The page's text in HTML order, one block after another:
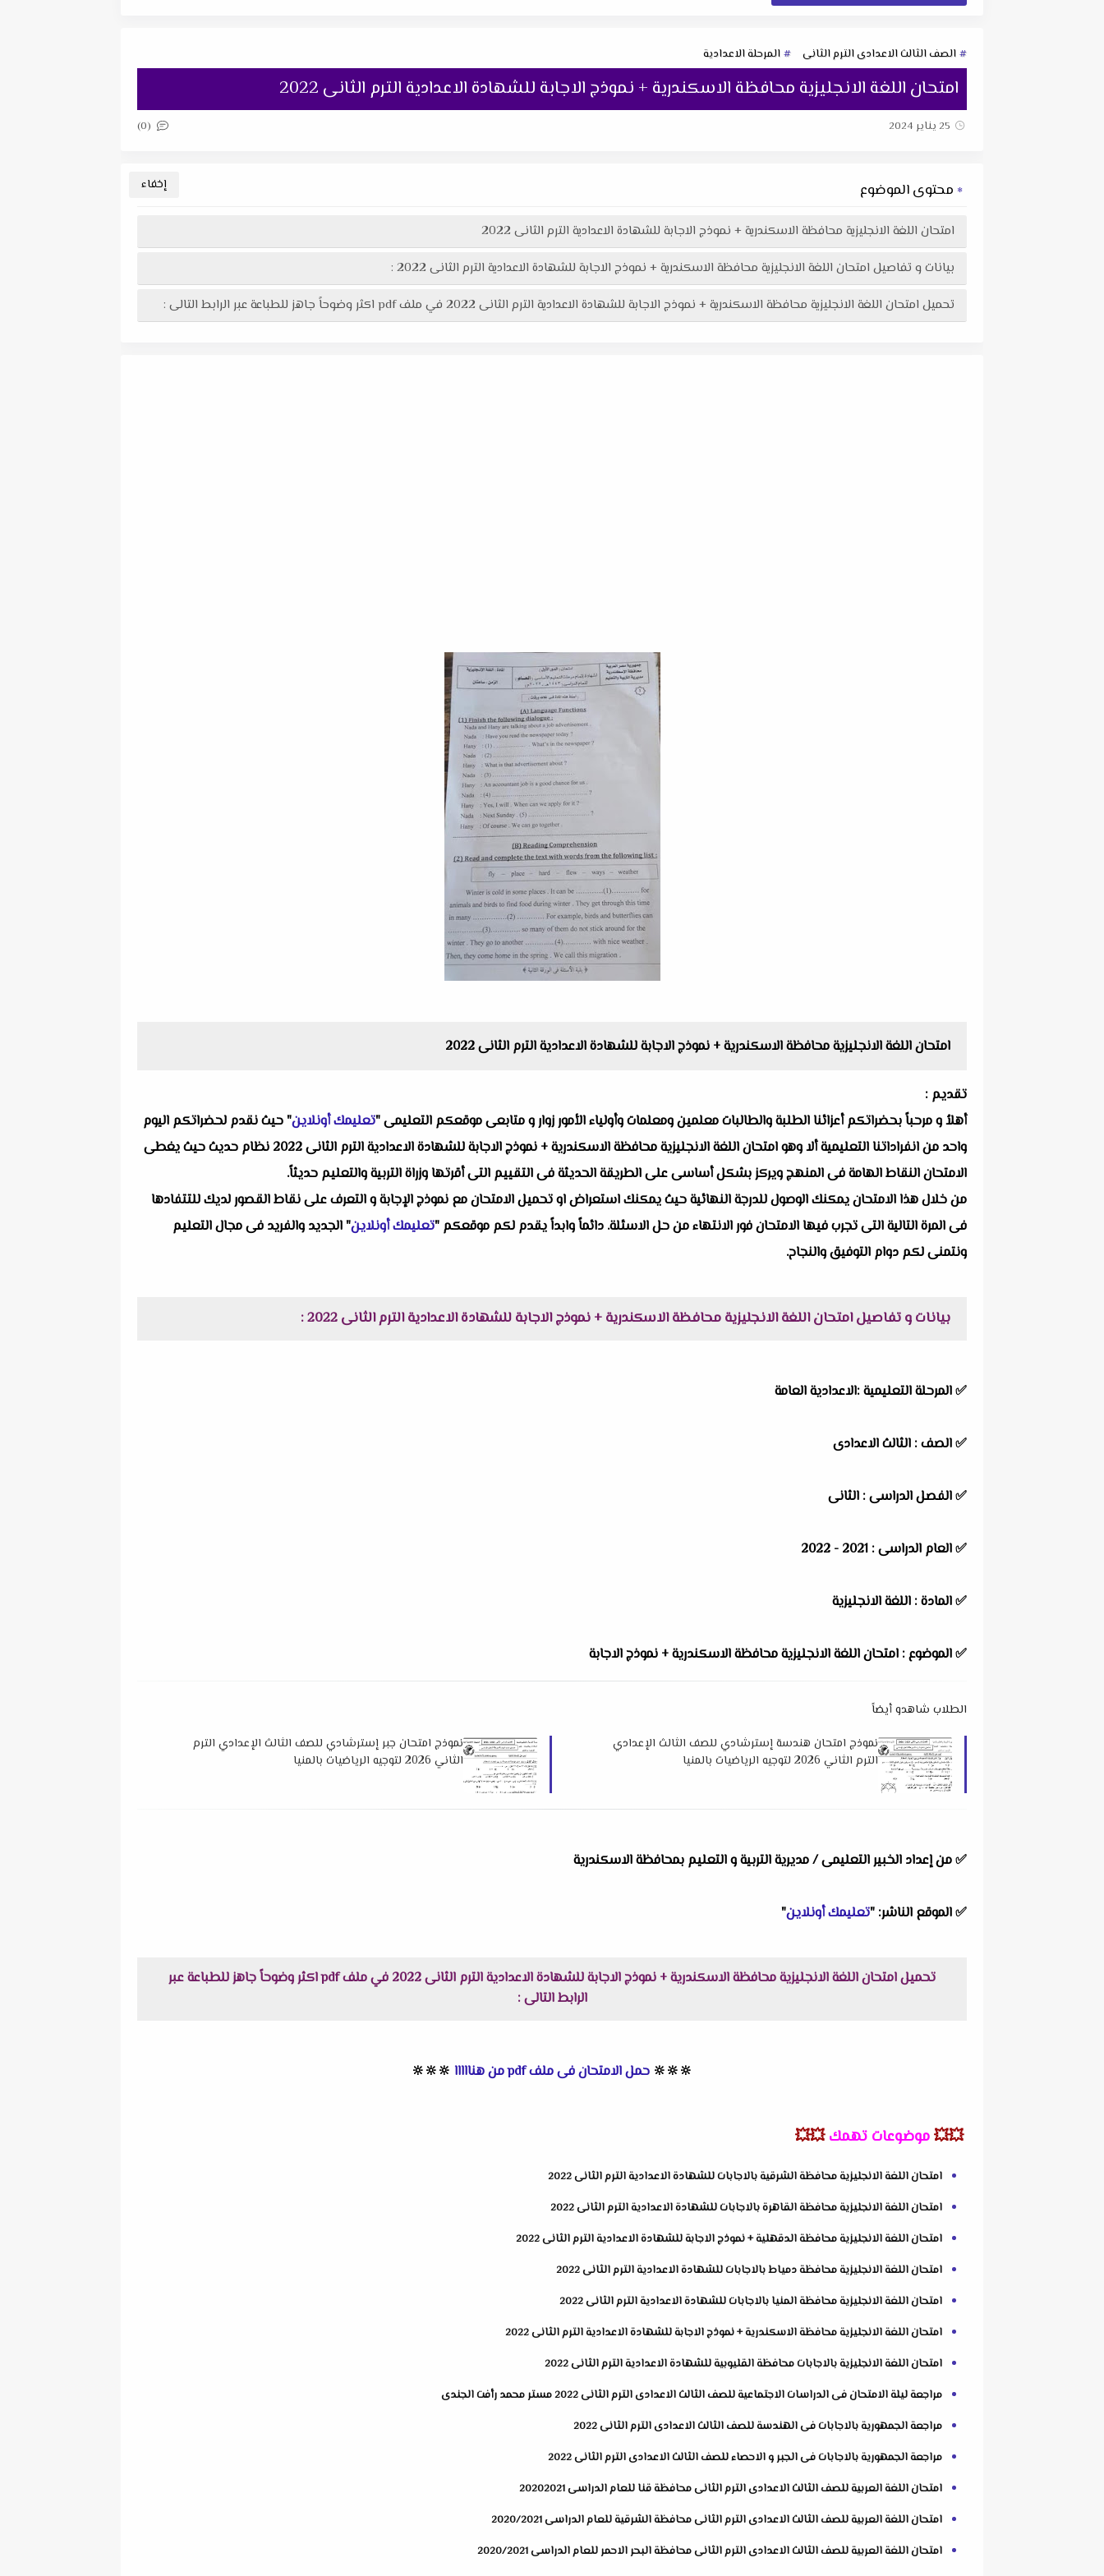
الصف الثالث الاعدادى الترم الثانى المرحلة الاعدادية
امتحان اللغة الانجليزية محافظة الاسكندرية + نموذج الاجابة للشهادة الاعدادية الترم الثانى 2022
25 يناير 2024 (0)
محتوى الموضوع
امتحان اللغة الانجليزية محافظة الاسكندرية + نموذج الاجابة للشهادة الاعدادية الترم الثانى 2022
بيانات و تفاصيل امتحان اللغة الانجليزية محافظة الاسكندرية + نموذج الاجابة للشهادة الاعدادية الترم الثانى 2022 :
تحميل امتحان اللغة الانجليزية محافظة الاسكندرية + نموذج الاجابة للشهادة الاعدادية الترم الثانى 2022 في ملف pdf اكثر وضوحاً جاهز للطباعة عبر الرابط التالى :
امتحان اللغة الانجليزية محافظة الاسكندرية + نموذج الاجابة للشهادة الاعدادية الترم الثانى 2022
تقديم :
أهلاُ و مرحباً بحضراتكم أعزائنا الطلبة والطالبات معلمين ومعلمات وأولياء الأمور زوار و متابعى موقعكم التعليمى "تعليمك أونلاين" حيث نقدم لحضراتكم اليوم
واحد من انفراداتنا التعليمية ألا وهو امتحان اللغة الانجليزية محافظة الاسكندرية + نموذج الاجابة للشهادة الاعدادية الترم الثانى 2022 نظام حديث حيث يغطى
الامتحان النقاط الهامة فى المنهج ويركز بشكل أساسى على الطريقة الحديثة فى التقييم التى أقرتها وزراة التربية والتعليم حديثاً.
من خلال هذا الامتحان يمكنك الوصول للدرجة النهائية حيث يمكنك استعراض او تحميل الامتحان مع نموذج الإجابة و التعرف على نقاط القصور لديك للتتفادها
فى المرة التالية التى تجرب فيها الامتحان فور الانتهاء من حل الاسئلة. دائماً وابداً يقدم لكم موقعكم "تعليمك أونلاين" الجديد والفريد فى مجال التعليم
ونتمنى لكم دوام التوفيق والنجاح.
بيانات و تفاصيل امتحان اللغة الانجليزية محافظة الاسكندرية + نموذج الاجابة للشهادة الاعدادية الترم الثانى 2022 :
✅المرحلة التعليمية :الاعدادية العامة
✅الصف : الثالث الاعدادى
✅الفصل الدراسى : الثانى
✅العام الدراسى : 2021 - 2022
✅المادة : اللغة الانجليزية
✅الموضوع : امتحان اللغة الانجليزية محافظة الاسكندرية + نموذج الاجابة
الطلاب شاهدو أيضاً
نموذج امتحان هندسة إسترشادي للصف الثالث الإعدادي
الترم الثاني 2026 لتوجيه الرياضيات بالمنيا
نموذج امتحان جبر إسترشادي للصف الثالث الإعدادي الترم
الثاني 2026 لتوجيه الرياضيات بالمنيا
✅من إعداد الخبير التعليمى / مديرية التربية و التعليم بمحافظة الاسكندرية
✅الموقع الناشر: "تعليمك أونلاين"
تحميل امتحان اللغة الانجليزية محافظة الاسكندرية + نموذج الاجابة للشهادة الاعدادية الترم الثانى 2022 في ملف pdf اكثر وضوحاً جاهز للطباعة عبر
الرابط التالى :
🔆
🔆
🔆 حمل الامتحان فى ملف pdf من هنااااا 🔆
🔆
🔆
💥💥موضوعات تهمك 💥💥
امتحان اللغة الانجليزية محافظة الشرقية بالاجابات للشهادة الاعدادية الترم الثانى 2022
امتحان اللغة الانجليزية محافظة القاهرة بالاجابات للشهادة الاعدادية الترم الثانى 2022
امتحان اللغة الانجليزية محافظة الدقهلية + نموذج الاجابة للشهادة الاعدادية الترم الثانى 2022
امتحان اللغة الانجليزية محافظة دمياط بالاجابات للشهادة الاعدادية الترم الثانى 2022
امتحان اللغة الانجليزية محافظة المنيا بالاجابات للشهادة الاعدادية الترم الثانى 2022
امتحان اللغة الانجليزية محافظة الاسكندرية + نموذج الاجابة للشهادة الاعدادية الترم الثانى 2022
امتحان اللغة الانجليزية بالاجابات محافظة القليوبية للشهادة الاعدادية الترم الثانى 2022
مراجعة ليلة الامتحان فى الدراسات الاجتماعية للصف الثالث الاعدادى الترم الثانى 2022 مستر محمد رأفت الجندى
مراجعة الجمهورية بالاجابات فى الهندسة للصف الثالث الاعدادى الترم الثانى 2022
مراجعة الجمهورية بالاجابات فى الجبر و الاحصاء للصف الثالث الاعدادى الترم الثانى 2022
امتحان اللغة العربية للصف الثالث الاعدادى الترم الثانى محافظة قنا للعام الدراسى 20202021
امتحان اللغة العربية للصف الثالث الاعدادى الترم الثانى محافظة الشرقية للعام الدراسى 2020/2021
امتحان اللغة العربية للصف الثالث الاعدادى الترم الثانى محافظة البحر الاحمر للعام الدراسى 2020/2021